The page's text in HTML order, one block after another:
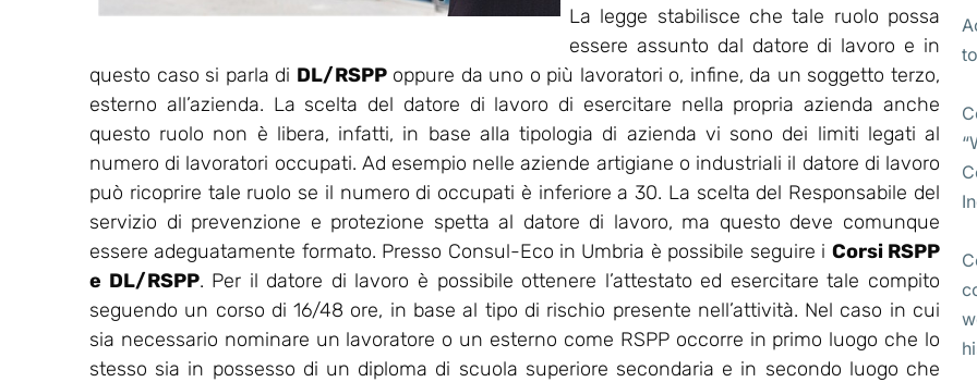
La legge stabilisce che tale ruolo possa
essere assunto dal datore di lavoro e in
questo caso si parla di DL/RSPPoppure da uno o più lavoratori o, infine, da un soggetto terzo,
esterno all’azienda. La scelta del datore di lavoro di esercitare nella propria azienda anche
questo ruolo non è libera, infatti, in base alla tipologia di azienda vi sono dei limiti legati al
numero di lavoratori occupati. Ad esempio nelle aziende artigiane o industriali il datore di lavoro
può ricoprire tale ruolo se il numero di occupati è inferiore a 30. La scelta del Responsabile del
servizio di prevenzione e protezione spetta al datore di lavoro, ma questo deve comunque
essere adeguatamente formato. Presso Consul-Eco in Umbria è possibile seguire i Corsi RSPP
e DL/RSPP. Per il datore di lavoro è possibile ottenere l’attestato ed esercitare tale compito
seguendo un corso di 16/48 ore, in base al tipo di rischio presente nell’attività. Nel caso in cui
sia necessario nominare un lavoratore o un esterno come RSPP occorre in primo luogo che lo
stesso sia in possesso di un diploma di scuola superiore secondaria e in secondo luogo che